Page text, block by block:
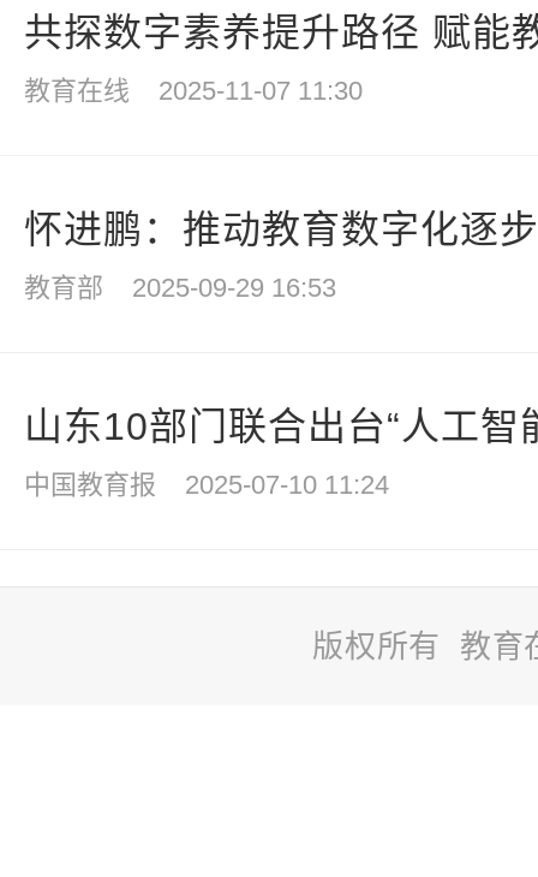
共探数字素养提升路径 赋能
教育在线 2025-11-07 11:30
怀进鹏：推动教育数字化逐
教育部 2025-09-29 16:53
山东10部门联合出台“人工智
中国教育报 2025-07-10 11:24
版权所有 教育